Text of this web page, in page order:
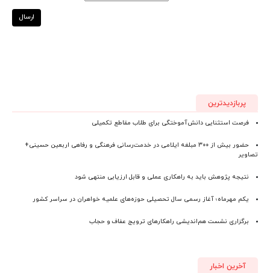
ارسال
پربازدیدترین
فرصت استثنایی دانش‌آموختگی برای طلاب مقاطع تکمیلی
حضور بیش از ۳۰۰ مبلغه ایلامی در خدمت‌رسانی فرهنگی و رفاهی اربعین حسینی+
تصاویر
نتیجه پژوهش باید به راهکاری عملی و قابل ارزیابی منتهی شود
یکم مهرماه؛ آغاز رسمی سال تحصیلی حوزه‌های علمیه خواهران در سراسر کشور
برگزاری نشست هم‌اندیشی راهکارهای ترویج عفاف و حجاب
آخرین اخبار